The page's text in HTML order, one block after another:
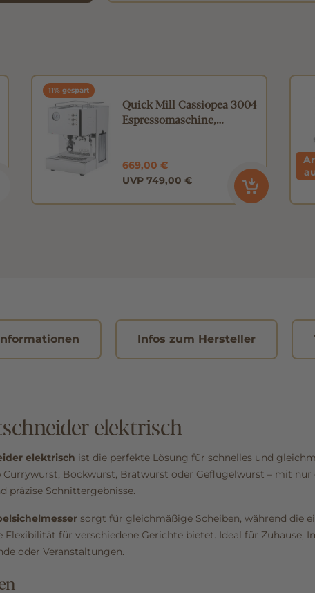
11% gespart
Quick Mill Cassiopea 3004
Espressomaschine,
669,00 €
UVP 749,00 €
Infos zum Hersteller
elektrisch
elektrisch ist die perfekte Lösung für schnelles und
Currywurst, Bockwurst, Bratwurst oder Geflügelwurst – mit
präzise Schnittergebnisse.
sorgt für gleichmäßige Scheiben, während die
für verschiedene Gerichte bietet. Ideal für Zuhause,
oder Veranstaltungen.